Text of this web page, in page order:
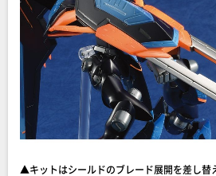
▲キットはシールドのブレード展開を差し替